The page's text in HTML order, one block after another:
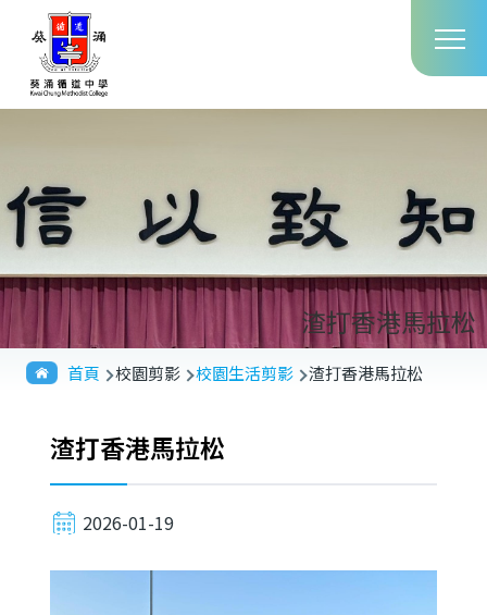
移至主內容
渣打香港馬拉松
導
首頁 校園剪影 校園生活剪影 渣打香港馬拉松
渣打香港馬拉松
2026-01-19